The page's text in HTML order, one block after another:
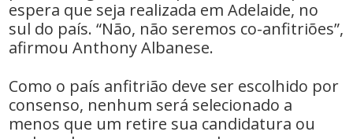
espera que seja realizada em Adelaide, no
sul do país. “Não, não seremos co-anfitriões”,
afirmou Anthony Albanese.
Como o país anfitrião deve ser escolhido por
consenso, nenhum será selecionado a
menos que um retire sua candidatura ou